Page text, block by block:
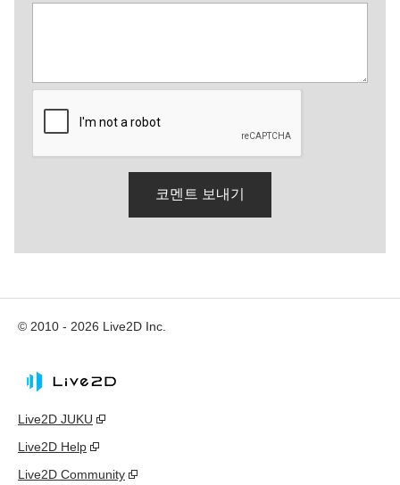
© 2010 - 2026 Live2D Inc.
Live2D JUKU
Live2D Help
Live2D Community